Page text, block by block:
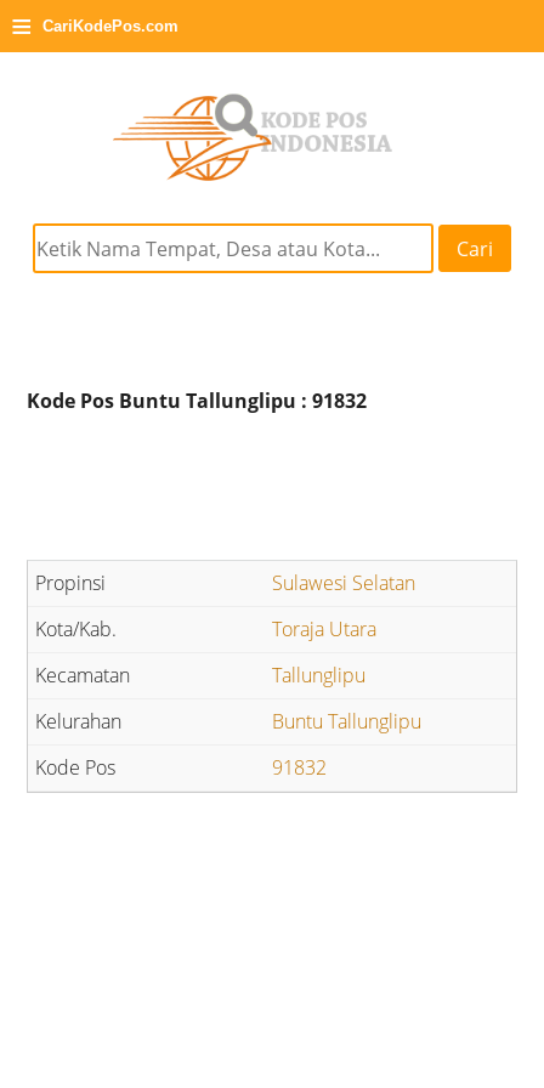
≡ CariKodePos.com
Cari
Kode Pos Buntu Tallunglipu : 91832
Sulawesi Selatan
Toraja Utara
Tallunglipu
Buntu Tallunglipu
91832